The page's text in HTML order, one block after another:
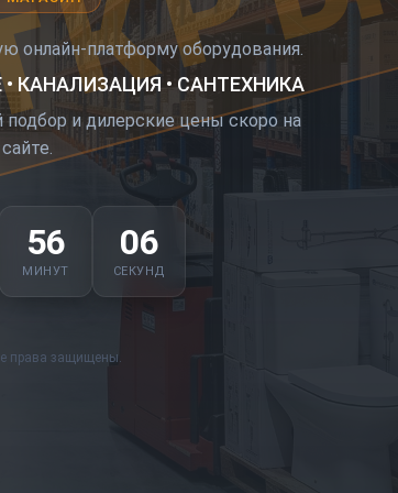
платформу оборудования.
КАНАЛИЗАЦИЯ • САНТЕХНИКА
и дилерские цены скоро на
56
МИНУТ
05
СЕКУНД
права защищены.